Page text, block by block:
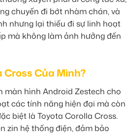
chuyến đi bớt nhàm chán, và
nhưng lại thiếu đi sự linh hoạt
mà không làm ảnh hưởng đến
Của Mình?
màn hình Android Zestech cho
các tính năng hiện đại mà còn
biệt là Toyota Corolla Cross.
zin hệ thống điện, đảm bảo